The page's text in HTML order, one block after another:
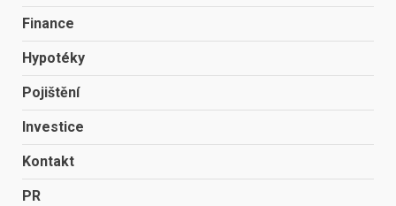
Finance
Hypotéky
Pojištění
Investice
Kontakt
PR